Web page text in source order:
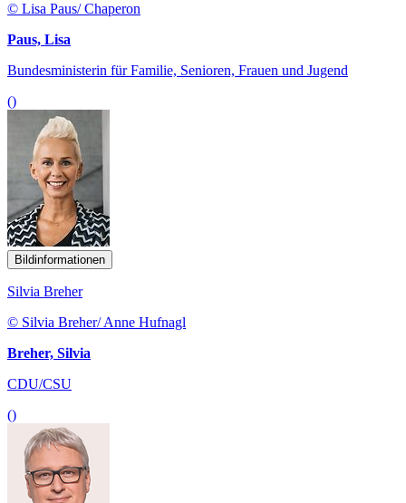
© Lisa Paus/ Chaperon
Paus, Lisa
Bundesministerin für Familie, Senioren, Frauen und Jugend
()
Bildinformationen
Silvia Breher
© Silvia Breher/ Anne Hufnagl
Breher, Silvia
CDU/CSU
()